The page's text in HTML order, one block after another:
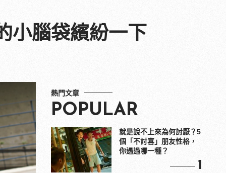
小腦袋繽紛一下
熱門文章
POPULAR
就是說不上來為何討厭？5
個「不討喜」朋友性格，
你遇過哪一種？
1